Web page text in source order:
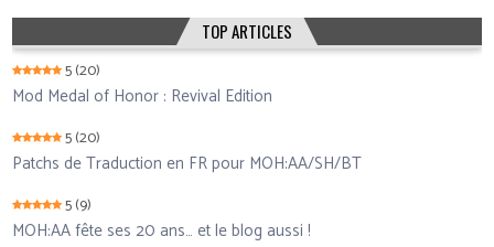
TOP ARTICLES
5(20)
Mod Medal of Honor : Revival Edition
5(20)
Patchs de Traduction en FR pour MOH:AA/SH/BT
5(9)
MOH:AA fête ses 20 ans… et le blog aussi !